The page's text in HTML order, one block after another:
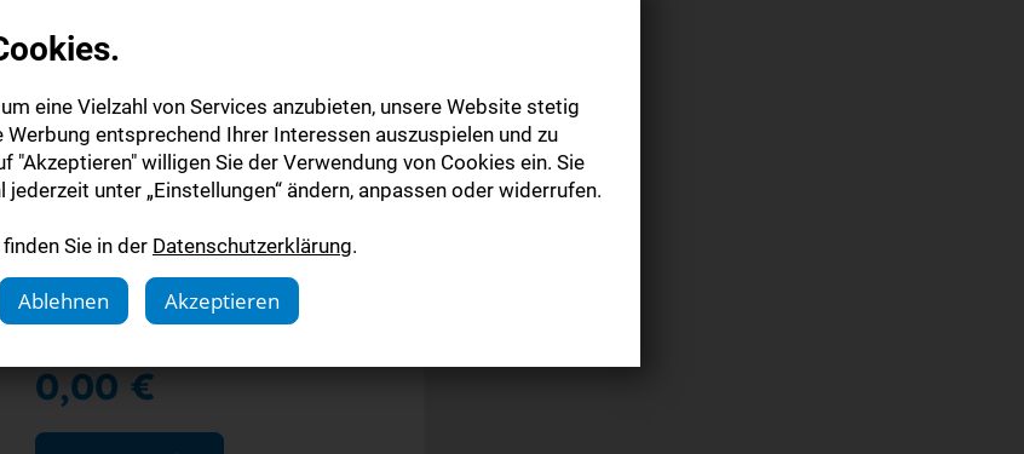
Probeabo
Alle Inhalte auf stuttgarter-nachrichten.de
Die digitale Ausgabe als E-Paper (Mo.-So.)
Abonnement endet automatisch
0,00 €
eine Vielzahl von Services anzubieten, unsere Website stetig
entsprechend Ihrer Interessen auszuspielen und zu
"Akzeptieren" willigen Sie der Verwendung von Cookies ein. Sie
jederzeit unter „Einstellungen“ ändern, anpassen oder widerrufen.
Sie in der Datenschutzerklärung.
Ablehnen Akzeptieren